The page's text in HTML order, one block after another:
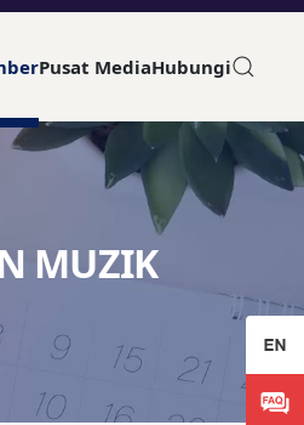
Pusat MediaHubungi
MUZIK